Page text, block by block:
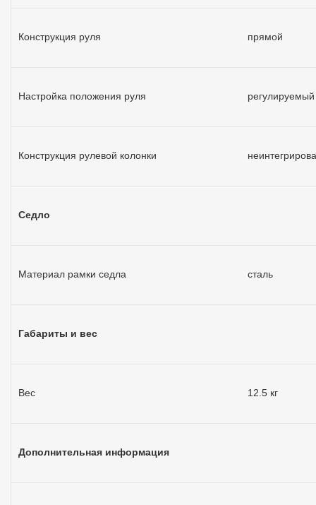
Конструкция руля прямой
Настройка положения руля
Конструкция рулевой колонки
Седло
Материал рамки седла сталь
Габариты и вес
Вес 12.5 кг
Дополнительная информация